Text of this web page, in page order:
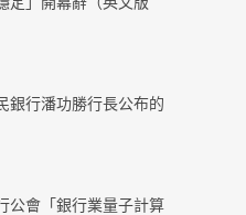
銀行潘功勝行長公布的
公會「銀行業量子計算